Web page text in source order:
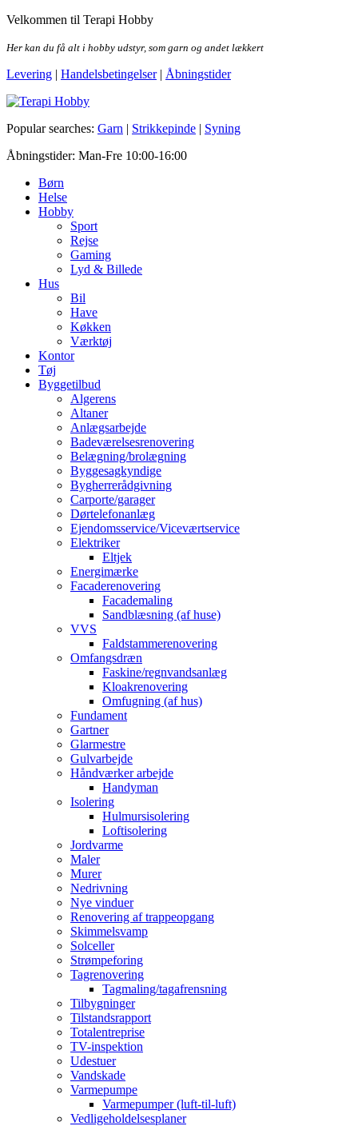
Skip
the
Velkommen til Terapi Hobby
Her kan du få alt i hobby udstyr, som garn og andet lækkert
Levering | Handelsbetingelser| Åbningstider
Terapi Hobby
Popular searches: Garn | Strikkepinde | Syning
Åbningstider: Man-Fre 10:00-16:00
Børn
Helse
Hobby
Sport
Rejse
Gaming
Lyd & Billede
Hus
Bil
Have
Køkken
Værktøj
Kontor
Tøj
Byggetilbud
Algerens
Altaner
Anlægsarbejde
Badeværelsesrenovering
Belægning/brolægning
Byggesagkyndige
Bygherrerådgivning
Carporte/garager
Dørtelefonanlæg
Ejendomsservice/Viceværtservice
Elektriker
Eltjek
Energimærke
Facaderenovering
Facademaling
Sandblæsning (af huse)
VVS
Faldstammerenovering
Omfangsdræn
Faskine/regnvandsanlæg
Kloakrenovering
Omfugning (af hus)
Fundament
Gartner
Glarmestre
Gulvarbejde
Håndværker arbejde
Handyman
Isolering
Hulmursisolering
Loftisolering
Jordvarme
Maler
Murer
Nedrivning
Nye vinduer
Renovering af trappeopgang
Skimmelsvamp
Solceller
Strømpeforing
Tagrenovering
Tagmaling/tagafrensning
Tilbygninger
Tilstandsrapport
Totalentreprise
TV-inspektion
Udestuer
Vandskade
Varmepumpe
Varmepumper (luft-til-luft)
Vedligeholdelsesplaner